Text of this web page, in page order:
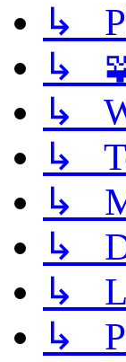
↳
↳
↳
↳
↳
↳
↳
↳